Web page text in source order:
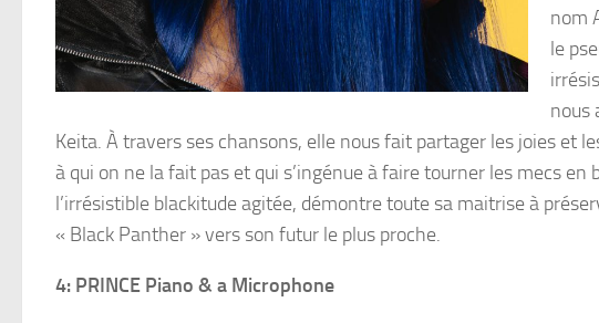
nom
le
nous
Keita. À travers ses chansons, elle nous fait partager les joies et
à qui on ne la fait pas et qui s’ingénue à faire tourner les mecs
l’irrésistible blackitude agitée, démontre toute sa maitrise à
« Black Panther » vers son futur le plus proche.
4: PRINCE Piano & a Microphone